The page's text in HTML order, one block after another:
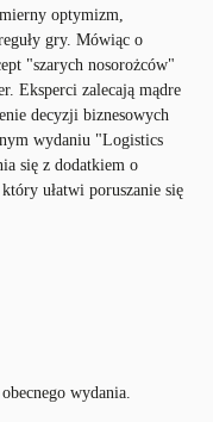
optymizm,
gry. Mówiąc o
"szarych nosorożców"
Eksperci zalecają mądre
decyzji biznesowych
wydaniu "Logistics
się z dodatkiem o
ułatwi poruszanie się
wydania.